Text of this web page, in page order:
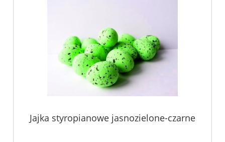
Jajka styropianowe jasnozielone-czarne